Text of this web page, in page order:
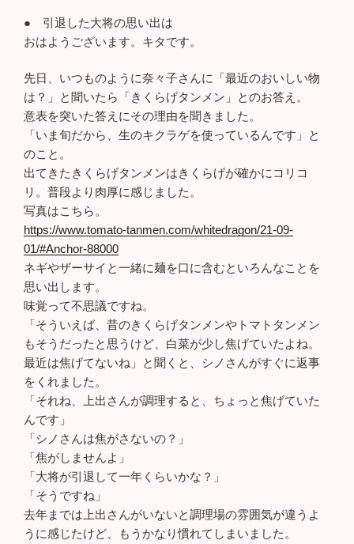
● 引退した大将の思い出は
おはようございます。キタです。
先日、いつものように奈々子さんに「最近のおいしい物
は？」と聞いたら「きくらげタンメン」とのお答え。
意表を突いた答えにその理由を聞きました。
「いま旬だから、生のキクラゲを使っているんです」と
のこと。
出てきたきくらげタンメンはきくらげが確かにコリコ
リ。普段より肉厚に感じました。
写真はこちら。
https://www.tomato-tanmen.com/whitedragon/21-09-
01/#Anchor-88000
ネギやザーサイと一緒に麺を口に含むといろんなことを
思い出します。
味覚って不思議ですね。
「そういえば、昔のきくらげタンメンやトマトタンメン
もそうだったと思うけど、白菜が少し焦げていたよね。
最近は焦げてないね」と聞くと、シノさんがすぐに返事
をくれました。
「それね、上出さんが調理すると、ちょっと焦げていた
んです」
「シノさんは焦がさないの？」
「焦がしませんよ」
「大将が引退して一年くらいかな？」
「そうですね」
去年までは上出さんがいないと調理場の雰囲気が違うよ
うに感じたけど、もうかなり慣れてしまいました。